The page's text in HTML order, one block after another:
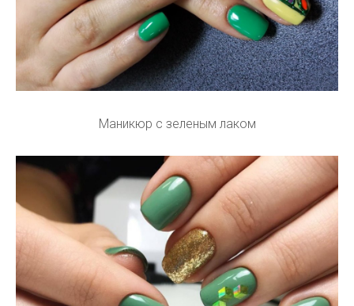
Маникюр с зеленым лаком